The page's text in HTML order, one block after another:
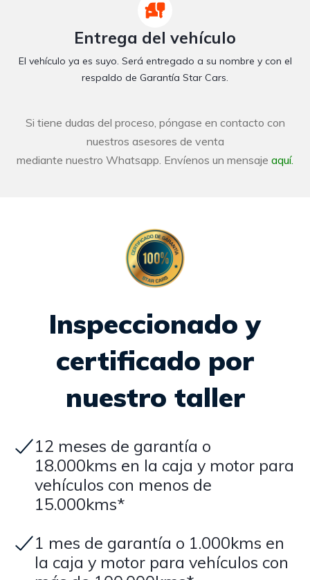
Entrega del vehículo
El vehículo ya es suyo. Será entregado a su nombre y con el
respaldo de Garantía Star Cars.
Si tiene dudas del proceso, póngase en contacto con
nuestros asesores de venta
mediante nuestro Whatsapp. Envíenos un mensaje aquí.
Inspeccionado y
certificado por
nuestro taller
12 meses de garantía o
18.000kms en la caja y motor para
vehículos con menos de
15.000kms*
1 mes de garantía o 1.000kms en
la caja y motor para vehículos con